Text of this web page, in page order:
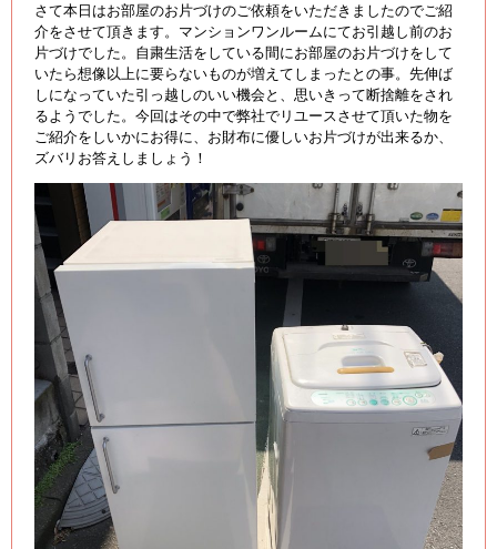
さて本日はお部屋のお片づけのご依頼をいただきましたのでご紹
介をさせて頂きます。マンションワンルームにてお引越し前のお
片づけでした。自粛生活をしている間にお部屋のお片づけをして
いたら想像以上に要らないものが増えてしまったとの事。先伸ば
しになっていた引っ越しのいい機会と、思いきって断捨離をされ
るようでした。今回はその中で弊社でリユースさせて頂いた物を
ご紹介をしいかにお得に、お財布に優しいお片づけが出来るか、
ズバリお答えしましょう！